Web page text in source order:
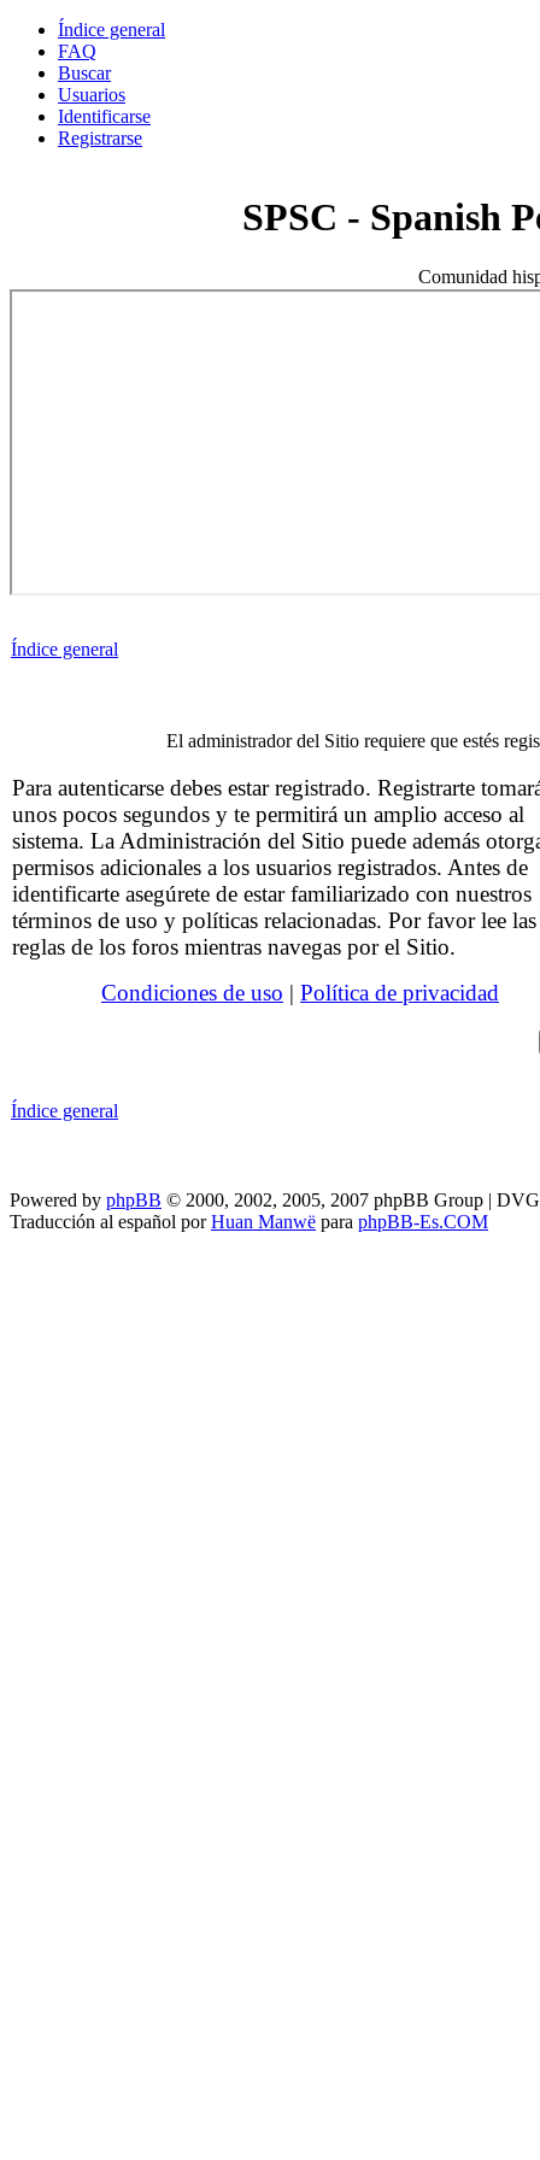
Índice general
FAQ
Buscar
Usuarios
Identificarse
Registrarse
SPSC - Spanish
Comunidad
Índice general
El administrador del Sitio requiere que estés
Para autenticarse debes estar registrado. Registrarte
unos pocos segundos y te permitirá un amplio acceso al
sistema. La Administración del Sitio puede además
permisos adicionales a los usuarios registrados. Antes de
identificarte asegúrete de estar familiarizado con nuestros
términos de uso y políticas relacionadas. Por favor lee las
reglas de los foros mientras navegas por el Sitio.
Condiciones de uso | Política de privacidad
Índice general
Powered by phpBB © 2000, 2002, 2005, 2007 phpBB Group |
Traducción al español porHuan Manwë para phpBB-Es.COM